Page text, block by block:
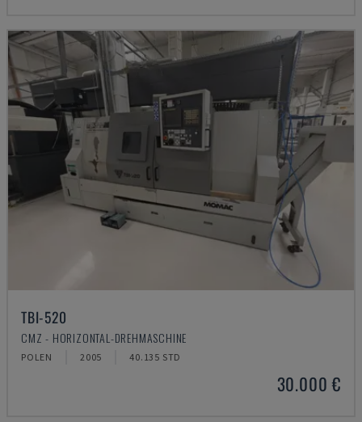
TBI-520
CMZ - HORIZONTAL-DREHMASCHINE
POLEN 2005 40.135 STD
30.000 €